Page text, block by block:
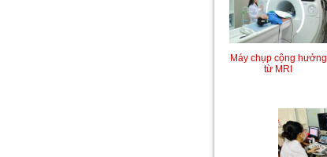
Máy chụp cộng hưởng
từ MRI